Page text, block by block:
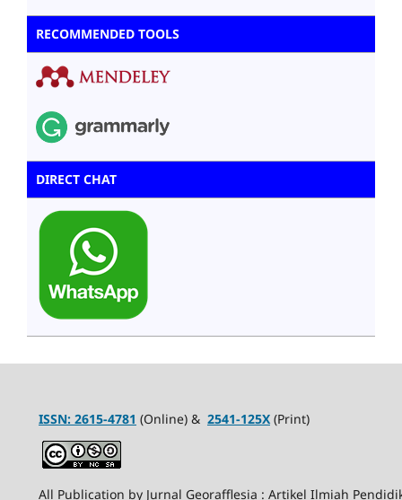
RECOMMENDED TOOLS
DIRECT CHAT
ISSN: 2615-4781 (Online) & 2541-125X(Print)
All Publication by Jurnal Georafflesia : Artikel Ilmiah